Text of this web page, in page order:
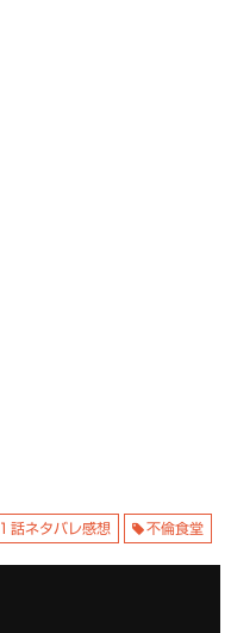
１話ネタバレ感想 不倫食堂